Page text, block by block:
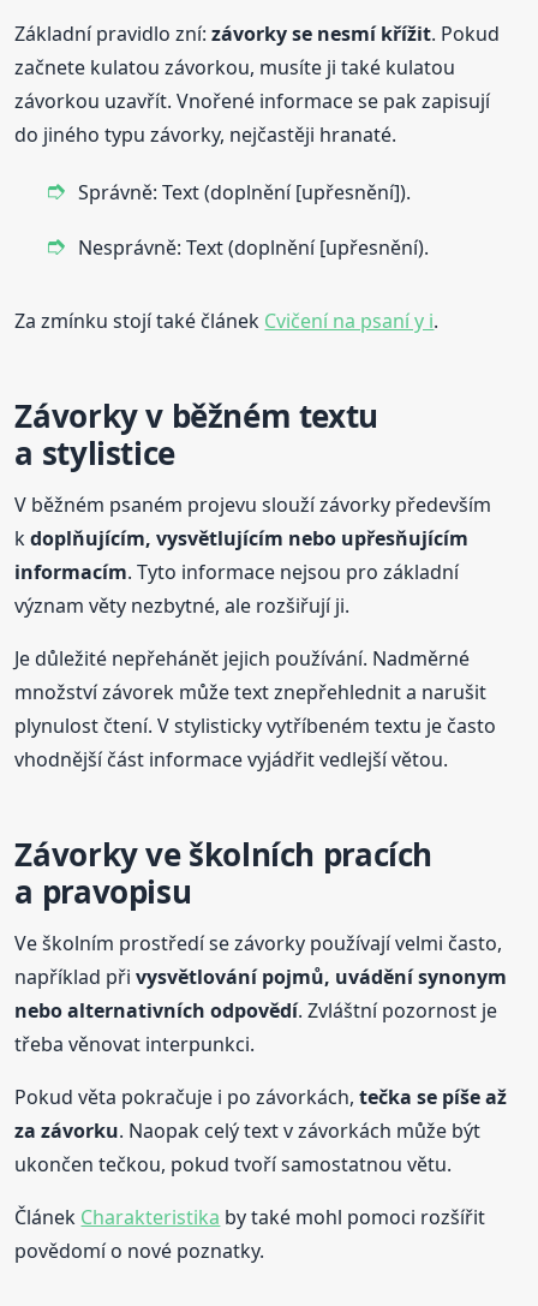
Základní pravidlo zní:závorky se nesmí křížit. Pokud
začnete kulatou závorkou, musíte ji také kulatou
závorkou uzavřít. Vnořené informace se pak zapisují
do jiného typu závorky, nejčastěji hranaté.
Správně: Text (doplnění [upřesnění]).
Nesprávně: Text (doplnění [upřesnění).
Za zmínku stojí také článek Cvičení na psaní y i.
Závorky v běžném textu
a stylistice
V běžném psaném projevu slouží závorky především
kdoplňujícím, vysvětlujícím nebo upřesňujícím
informacím. Tyto informace nejsou pro základní
význam věty nezbytné, ale rozšiřují ji.
Je důležité nepřehánět jejich používání. Nadměrné
množství závorek může text znepřehlednit a narušit
plynulost čtení. V stylisticky vytříbeném textu je často
vhodnější část informace vyjádřit vedlejší větou.
Závorky ve školních pracích
a pravopisu
Ve školním prostředí se závorky používají velmi často,
například přivysvětlování pojmů, uvádění synonym
nebo alternativních odpovědí. Zvláštní pozornost je
třeba věnovat interpunkci.
Pokud věta pokračuje i po závorkách,tečka se píše až
za závorku. Naopak celý text v závorkách může být
ukončen tečkou, pokud tvoří samostatnou větu.
Článek Charakteristika by také mohl pomoci rozšířit
povědomí o nové poznatky.